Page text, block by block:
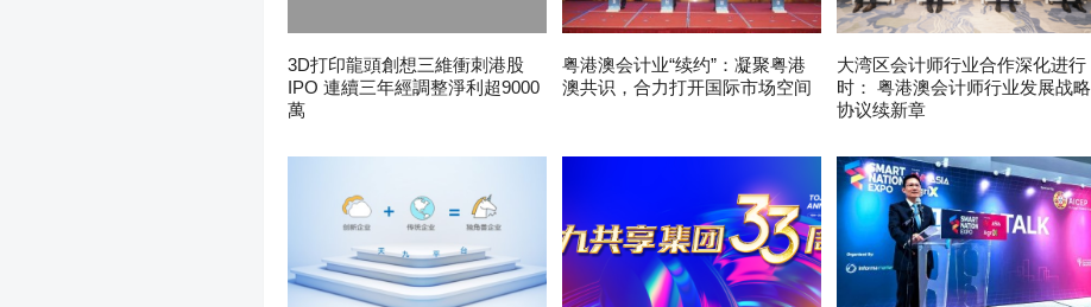
3D打印龍頭創想三維衝刺港股
IPO 連續三年經調整淨利超9000
萬
粤港澳会计业“续约”：凝聚粤港
澳共识，合力打开国际市场空间
大湾区会计师行业合作深化进行
时： 粤港澳会计师行业发展战略
协议续新章